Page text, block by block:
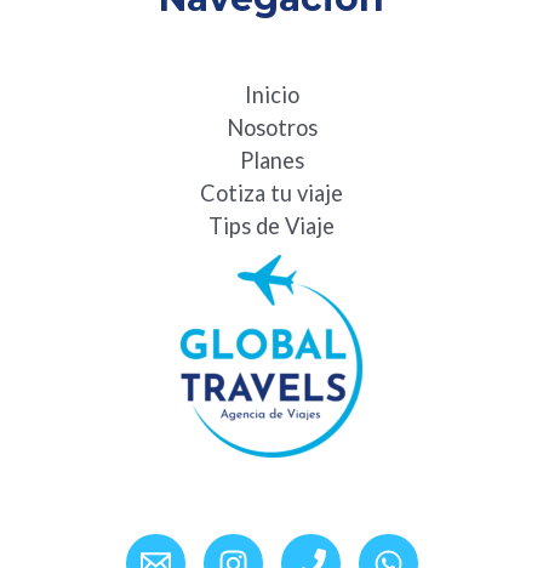
Inicio
Nosotros
Planes
Cotiza tu viaje
Tips de Viaje